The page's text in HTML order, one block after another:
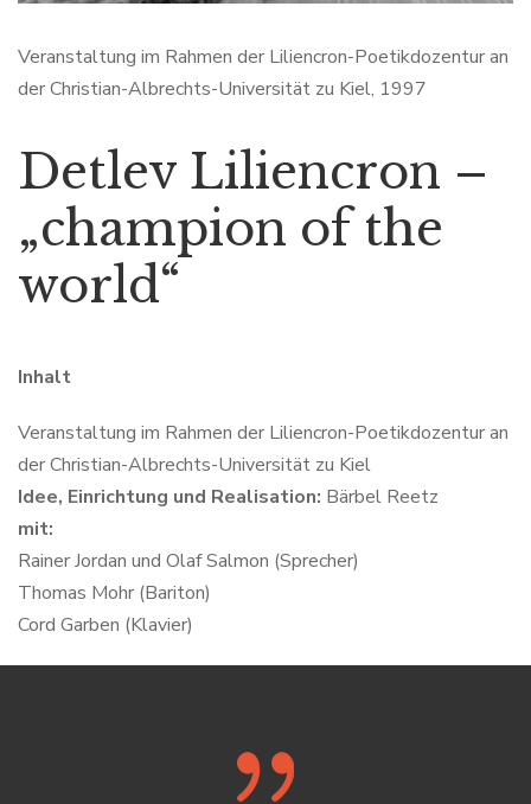
Veranstaltung im Rahmen der Liliencron-Poetikdozentur an
der Christian-Albrechts-Universität zu Kiel, 1997
Detlev Liliencron –
„champion of the
world“
Inhalt
Veranstaltung im Rahmen der Liliencron-Poetikdozentur an
der Christian-Albrechts-Universität zu Kiel
Idee, Einrichtung und Realisation: Bärbel Reetz
mit:
Rainer Jordan und Olaf Salmon (Sprecher)
Thomas Mohr (Bariton)
Cord Garben (Klavier)